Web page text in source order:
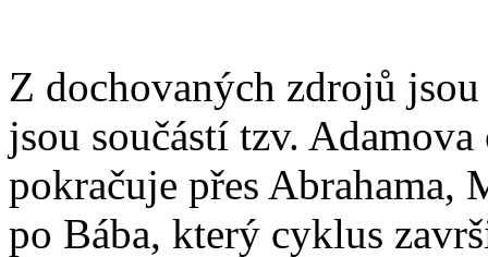
Z dochovaných zdrojů
jsou součástí tzv.
pokračuje přes Abrahama,
po Bába, který cyklus